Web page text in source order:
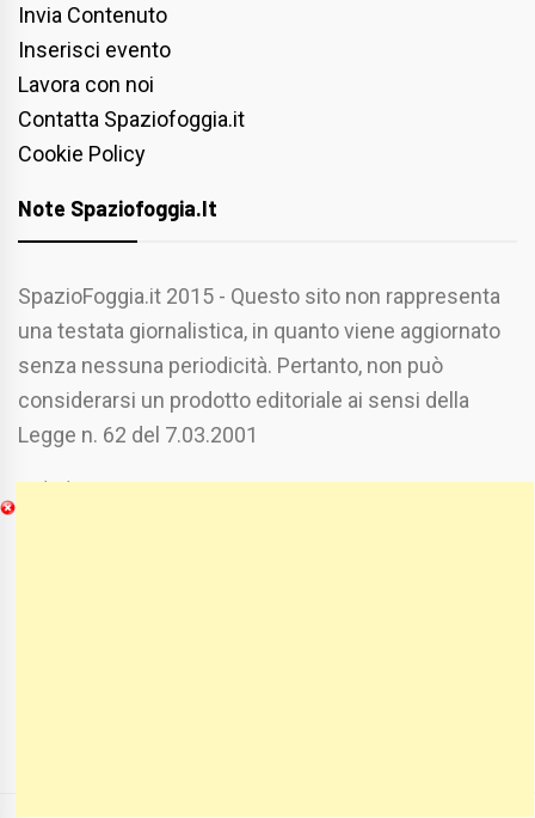
Invia Contenuto
Inserisci evento
Lavora con noi
Contatta Spaziofoggia.it
Cookie Policy
Note Spaziofoggia.it
SpazioFoggia.it 2015 - Questo sito non rappresenta
una testata giornalistica, in quanto viene aggiornato
senza nessuna periodicità. Pertanto, non può
considerarsi un prodotto editoriale ai sensi della
Legge n. 62 del 7.03.2001
Chi Siamo